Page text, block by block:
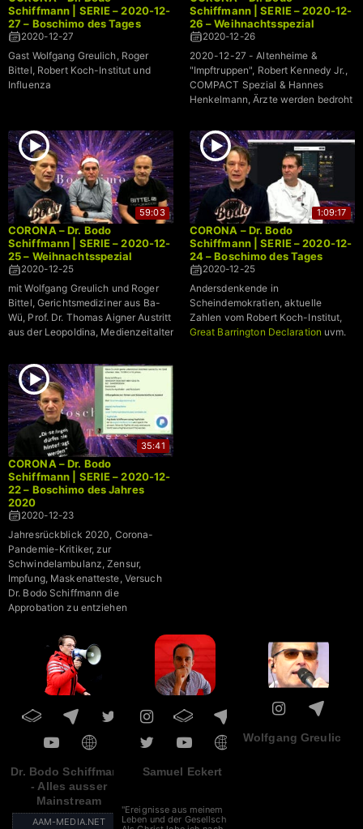
Schiffmann | SERIE – 2020-12-
27 – Boschimo des Tages
2020-12-27
Gast Wolfgang Greulich, Roger
Bittel, Robert Koch-Institut und
Influenza
Schiffmann | SERIE – 2020-12-
26 – Weihnachtsspezial
2020-12-26
2020-12-27 - Altenheime &
"Impftruppen", Robert Kennedy Jr.,
COMPACT Spezial & Hannes
Henkelmann, Ärzte werden bedroht
59:03
CORONA – Dr. Bodo
Schiffmann | SERIE – 2020-12-
25 – Weihnachtsspezial
2020-12-25
mit Wolfgang Greulich und Roger
Bittel, Gerichtsmediziner aus Ba-
Wü, Prof. Dr. Thomas Aigner Austritt
aus der Leopoldina, Medienzeitalter
1:09:17
CORONA – Dr. Bodo
Schiffmann | SERIE – 2020-12-
24 – Boschimo des Tages
2020-12-25
Andersdenkende in
Scheindemokratien, aktuelle
Zahlen vom Robert Koch-Institut,
Great Barrington Declaration uvm.
35:41
CORONA – Dr. Bodo
Schiffmann | SERIE – 2020-12-
22 – Boschimo des Jahres
2020
2020-12-23
Jahresrückblick 2020, Corona-
Pandemie-Kritiker, zur
Schwindelambulanz, Zensur,
Impfung, Maskenatteste, Versuch
Dr. Bodo Schiffmann die
Approbation zu entziehen
Dr. Bodo Schiffmann
- Alles ausser
Mainstream
AAM-MEDIA.NET
Samuel Eckert
"Ereignisse aus meinem
Leben und der Gesellschaft.
Wolfgang Greulich